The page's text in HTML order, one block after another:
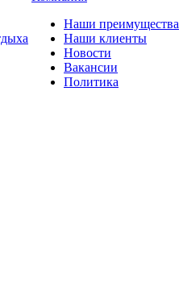
Наши преимущества
Наши клиенты
Новости
Вакансии
Политика